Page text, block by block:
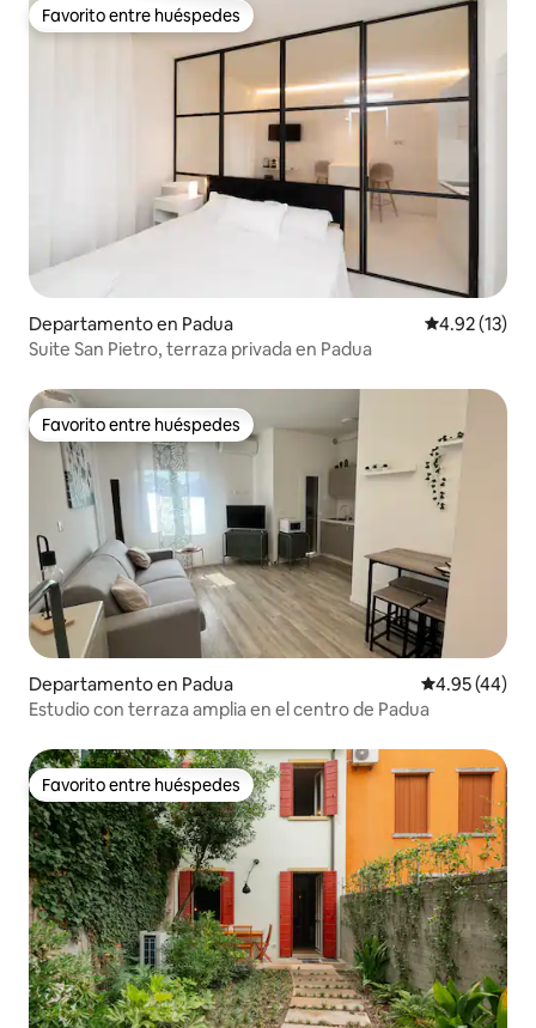
Favorito entre huéspedes
Favorito entre huéspedes
Departamento en Padua Calificación
4.92 (13)
Suite San Pietro, terraza privada en Padua
Favorito entre huéspedes
Favorito entre huéspedes
Departamento en Padua Calificación
4.95 (44)
Estudio con terraza amplia en el centro de Padua
Favorito entre huéspedes
Favorito entre huéspedes